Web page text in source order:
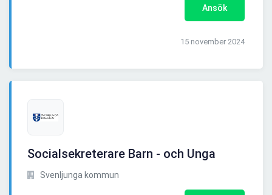
Ansök
15 november 2024
Socialsekreterare Barn - och Unga
Svenljunga kommun